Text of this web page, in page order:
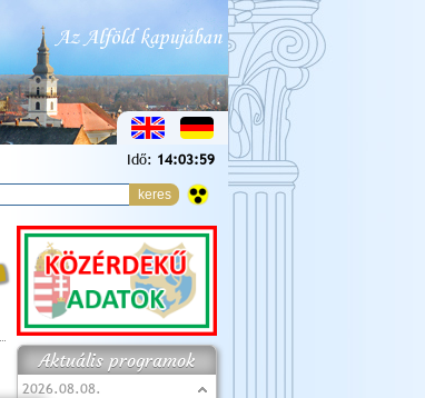
Idő: 14:04:00
Aktuális programok
2026.08.08.